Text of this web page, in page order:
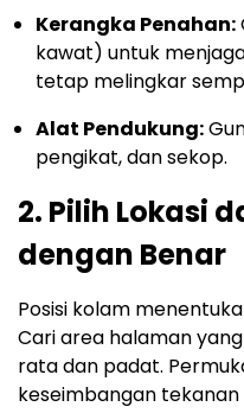
Kerangka Penahan:
kawat) untuk
tetap melingkar
Alat Pendukung:
pengikat, dan sekop.
2. Pilih Lokasi
dengan Benar
Posisi kolam
Cari area halaman
rata dan padat.
keseimbangan